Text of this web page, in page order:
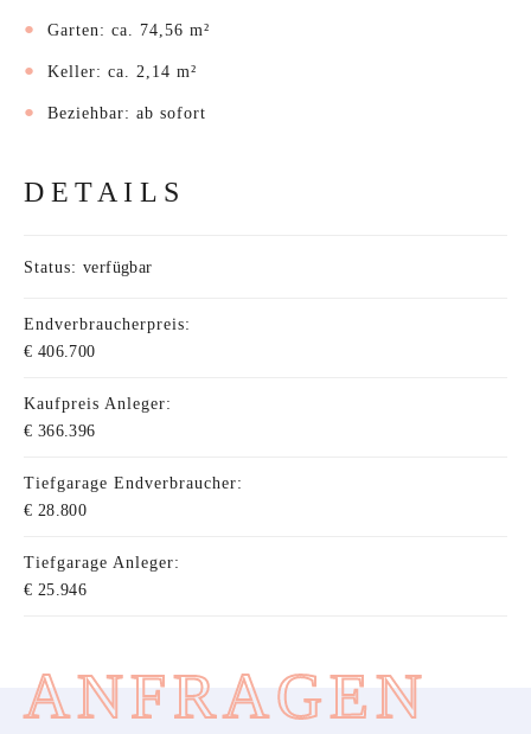
Garten: ca. 74,56 m²
Keller: ca. 2,14 m²
Beziehbar: ab sofort
DETAILS
Status: verfügbar
Endverbraucherpreis:
€ 406.700
Kaufpreis Anleger:
€ 366.396
Tiefgarage Endverbraucher:
€ 28.800
Tiefgarage Anleger:
€ 25.946
ANFRAGEN